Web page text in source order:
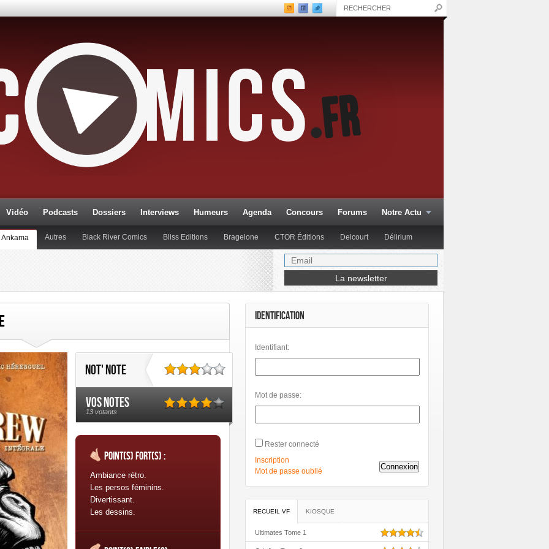
Vidéo Podcasts Dossiers Interviews Humeurs Agenda Concours Forums Notre Actu
Ankama Autres Black River Comics Bliss Editions Bragelone CTOR Éditions Delcourt Délirium
Editions Paquet Editions Réflexions
Les Humanoïdes Associés Mangas Morgen
Urban Comics Urban Link
Not' note
Vos notes
13 votants
Point(s) fort(s) :
Ambiance rétro.
Les persos féminins.
Divertissant.
Les dessins.
IDENTIFICATION
Identifiant:
Mot de passe:
Rester connecté
Connexion
Inscription
Mot de passe oublié
RECUEIL VF KIOSQUE
Ultimates Tome 1